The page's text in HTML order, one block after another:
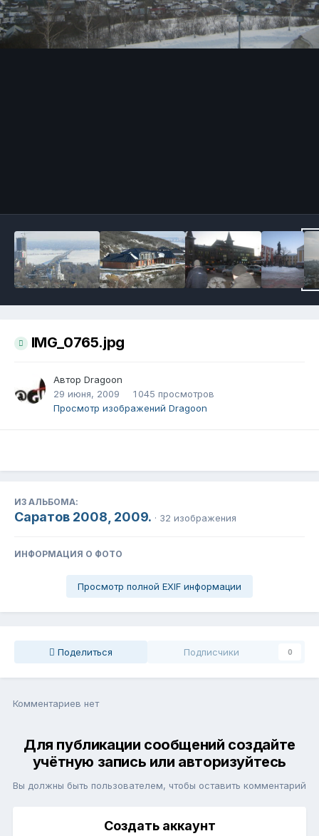
IMG_0765.jpg
Автор Dragoon
29 июня, 2009
1 045 просмотров
Просмотр изображений Dragoon
ИЗ АЛЬБОМА:
Саратов 2008, 2009. · 32 изображения
ИНФОРМАЦИЯ О ФОТО
Просмотр полной EXIF информации
Поделиться Подписчики 0
Комментариев нет
Для публикации сообщений создайте
учётную запись или авторизуйтесь
Вы должны быть пользователем, чтобы оставить комментарий
Создать аккаунт